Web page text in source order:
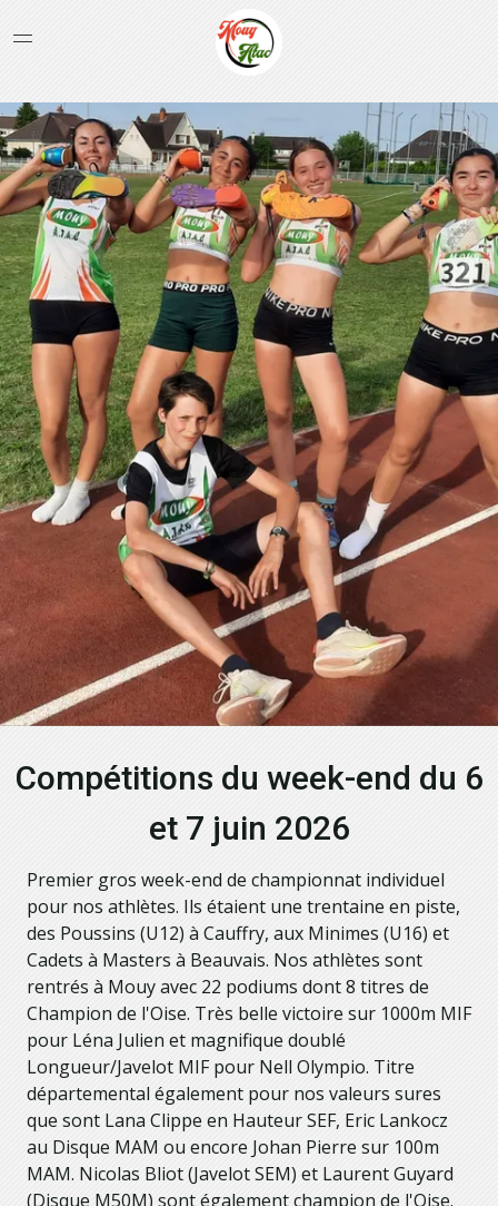
Compétitions du week-end du 6
et 7 juin 2026
Premier gros week-end de championnat individuel
pour nos athlètes. Ils étaient une trentaine en piste,
des Poussins (U12) à Cauffry, aux Minimes (U16) et
Cadets à Masters à Beauvais. Nos athlètes sont
rentrés à Mouy avec 22 podiums dont 8 titres de
Champion de l'Oise. Très belle victoire sur 1000m MIF
pour Léna Julien et magnifique doublé
Longueur/Javelot MIF pour Nell Olympio. Titre
départemental également pour nos valeurs sures
que sont Lana Clippe en Hauteur SEF, Eric Lankocz
au Disque MAM ou encore Johan Pierre sur 100m
MAM. Nicolas Bliot (Javelot SEM) et Laurent Guyard
(Disque M50M) sont également champion de l'Oise.